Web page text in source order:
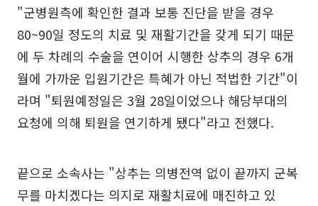
"군병원측에 확인한 결과 보통 진단을 받을 경우
80~90일 정도의 치료 및 재활기간을 갖게 되기 때문
에 두 차례의 수술을 연이어 시행한 상추의 경우 6개
월에 가까운 입원기간은 특혜가 아닌 적법한 기간"이
라며 "퇴원예정일은 3월 28일이었으나 해당부대의
요청에 의해 퇴원을 연기하게 됐다"라고 전했다.
끝으로 소속사는 "상추는 의병전역 없이 끝까지 군복
무를 마치겠다는 의지로 재활치료에 매진하고 있